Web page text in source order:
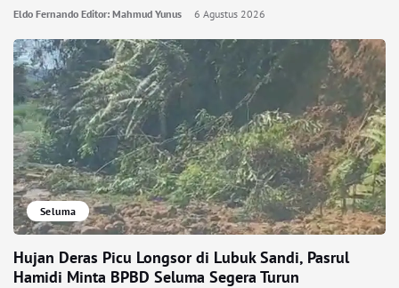
Eldo Fernando Editor: Mahmud Yunus 6 Agustus 2026
Seluma
Hujan Deras Picu Longsor di Lubuk Sandi, Pasrul
Hamidi Minta BPBD Seluma Segera Turun